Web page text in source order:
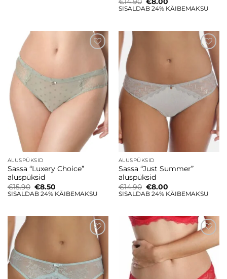
hind
price
SISALDAB 24% KÄIBEMAKSU
ALUSPÜKSID
Sassa “Luxery Choice”
aluspüksid
€15.90 Algne
hind
€8.50Current
price
SISALDAB 24% KÄIBEMAKSU
soovinimekirja
ALUSPÜKSID
Sassa “Just Summer”
aluspüksid
€14.90 Algne
hind
€8.00Current
price
SISALDAB 24% KÄIBEMAKSU
soovinimekirja
Lisa
soovinimekirja